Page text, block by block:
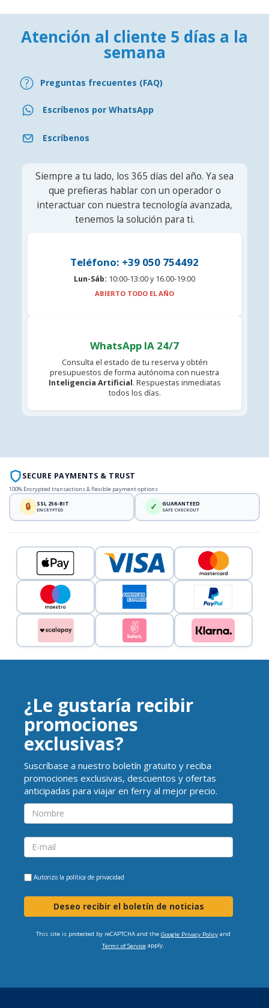
Atención al cliente 5 días a la
semana
Preguntas frecuentes (FAQ)
Escríbenos por WhatsApp
Escríbenos
Siempre a tu lado, los 365 días del año. Ya sea
que prefieras hablar con un operador o
interactuar con nuestra tecnología avanzada,
tenemos la solución para ti.
Teléfono: +39 050 754492
Lun-Sáb: 10:00-13:00 y 16.00-19:00
ABIERTO TODO EL AÑO
WhatsApp IA 24/7
Consulta el estado de tu reserva y obtén
presupuestos de forma autónoma con nuestra
Inteligencia Artificial. Respuestas inmediatas
todos los días.
SECURE PAYMENTS & TRUST
100% Encrypted transactions & flexible payment options
🔒 SSL 256-BIT
ENCRYPTED ✓ GUARANTEED
SAFE CHECKOUT
¿Le gustaría recibir
promociones
exclusivas?
Suscríbase a nuestro boletín gratuito y reciba
promociones exclusivas, descuentos y ofertas
anticipadas para viajar en ferry al mejor precio.
Autorizo la política de privacidad
Deseo recibir el boletín de noticias
This site is protected by reCAPTCHA and the Google Privacy Policyand
Terms of Serviceapply.